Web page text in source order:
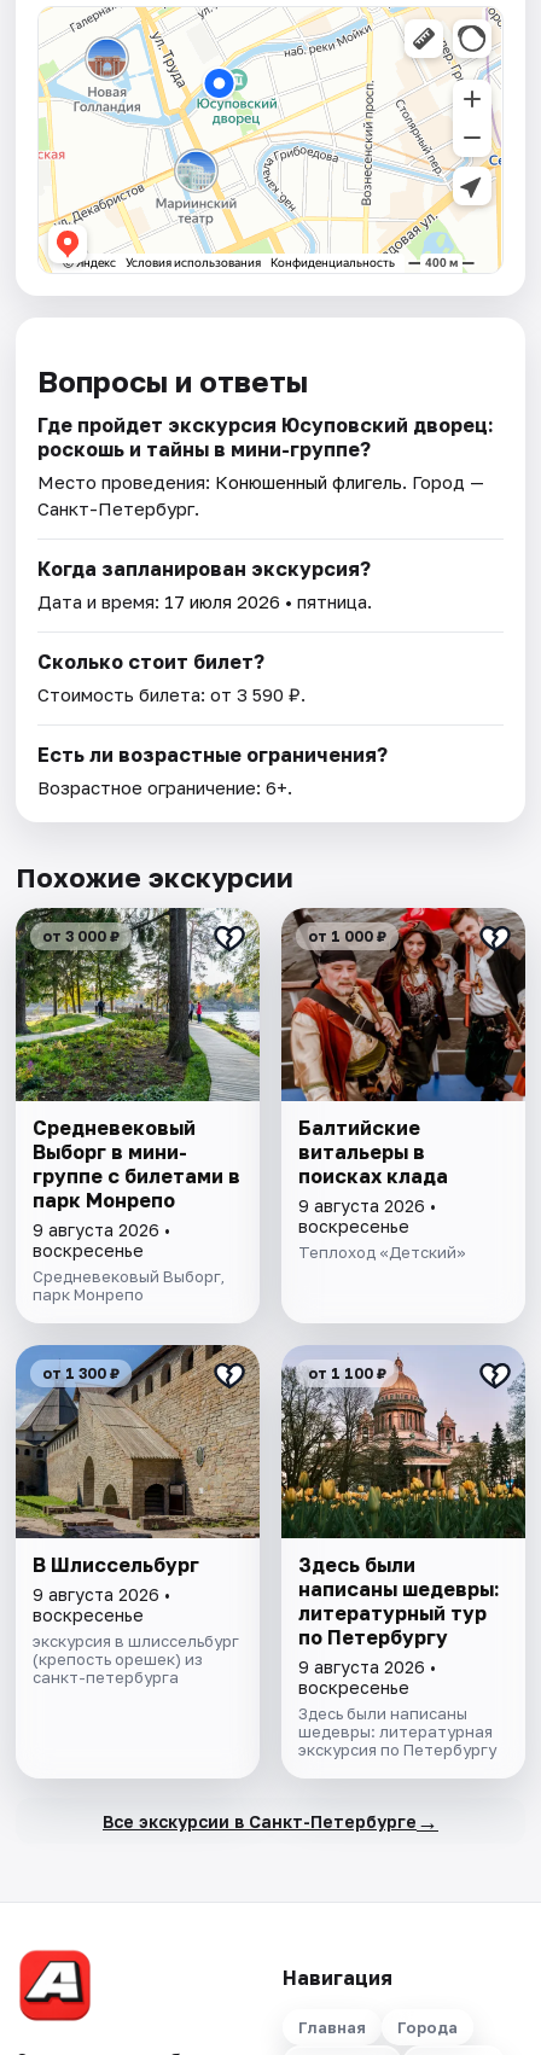
Вопросы и ответы
Где пройдет экскурсия Юсуповский дворец:
роскошь и тайны в мини-группе?
Место проведения: Конюшенный флигель. Город —
Санкт-Петербург.
Когда запланирован экскурсия?
Дата и время: 17 июля 2026 • пятница.
Сколько стоит билет?
Стоимость билета: от 3 590 ₽.
Есть ли возрастные ограничения?
Возрастное ограничение: 6+.
Похожие экскурсии
от 3 000 ₽
Cредневековый
Выборг в мини-
группе c билетами в
парк Монрепо
9 августа 2026 •
воскресенье
Средневековый Выборг,
парк Монрепо
от 1 000 ₽
Балтийские
витальеры в
поисках клада
9 августа 2026 •
воскресенье
Теплоход «Детский»
от 1 300 ₽
В Шлиссельбург
9 августа 2026 •
воскресенье
экскурсия в шлиссельбург
(крепость орешек) из
санкт-петербурга
от 1 100 ₽
Здесь были
написаны шедевры:
литературный тур
по Петербургу
9 августа 2026 •
воскресенье
Здесь были написаны
шедевры: литературная
экскурсия по Петербургу
Все экскурсии в Санкт-Петербурге →
Навигация
Главная
Города